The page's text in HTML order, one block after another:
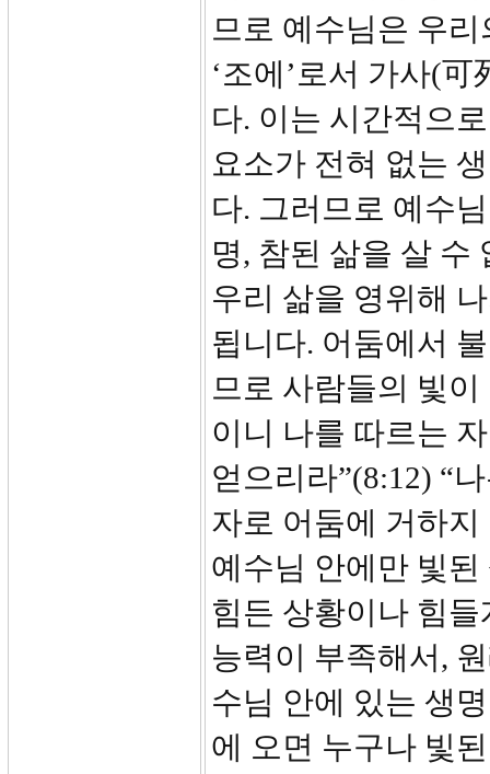
므로 예수님은 우
‘조에’로서 가사(
다. 이는 시간적으
요소가 전혀 없는
다. 그러므로 예수
명, 참된 삶을 살 수
우리 삶을 영위해
됩니다. 어둠에서
므로 사람들의 빛
이니 나를 따르는
얻으리라”(8:12) “
자로 어둠에 거하
예수님 안에만 빛
힘든 상황이나 힘
능력이 부족해서,
수님 안에 있는 생
에 오면 누구나 빛